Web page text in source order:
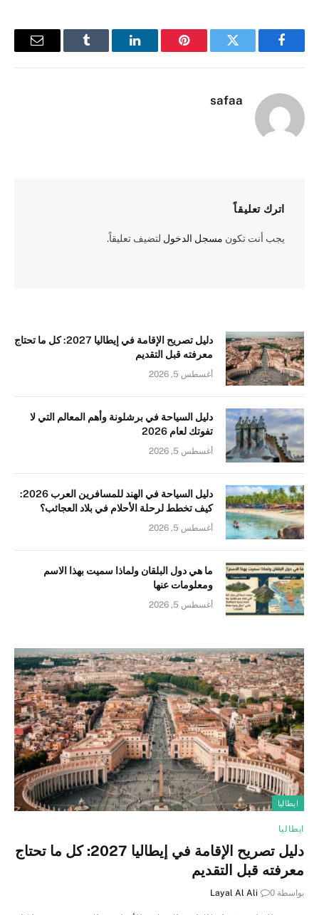
فيسبوك تويتر بينتيريستلينكدإن Tumblr
البريد
safaa
اترك تعليقاً
يجب أنت تكون مسجل الدخول لتضيف تعليقاً.
دليل تصريح الإقامة في إيطاليا 2027: كل ما تحتاج
معرفته قبل التقديم
أغسطس 5, 2026
دليل السياحة في برشلونة وأهم المعالم التي لا
تفوتك لعام 2026
أغسطس 5, 2026
دليل السياحة في الهند للمسافرين العرب 2026:
كيف تخطط لرحلة الأحلام في بلاد العجائب؟
أغسطس 5, 2026
ما هي دول البلقان ولماذا سميت بهذا الاسم
ومعلومات عنها
أغسطس 5, 2026
ايطاليا
ايطاليا
دليل تصريح الإقامة في إيطاليا 2027: كل ما تحتاج
معرفته قبل التقديم
بواسطة Layal Al Ali 0